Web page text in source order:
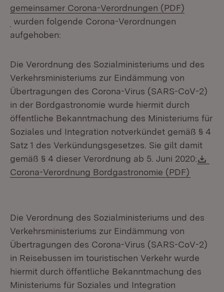
gemeinsamer Corona-Verordnungen (PDF)
(Öffnet in neuem Fenster)
wurden folgende Corona-Verordnungen
aufgehoben:
Die Verordnung des Sozialministeriums und des
Verkehrsministeriums zur Eindämmung von
Übertragungen des Corona-Virus (SARS-CoV-2)
in der Bordgastronomie wurde hiermit durch
öffentliche Bekanntmachung des Ministeriums für
Soziales und Integration notverkündet gemäß § 4
Satz 1 des Verkündungsgesetzes. Sie gilt damit
gemäß § 4 dieser Verordnung ab 5. Juni 2020:
Corona-Verordnung Bordgastronomie (PDF)
Die Verordnung des Sozialministeriums und des
Verkehrsministeriums zur Eindämmung von
Übertragungen des Corona-Virus (SARS-CoV-2)
in Reisebussen im touristischen Verkehr wurde
hiermit durch öffentliche Bekanntmachung des
Ministeriums für Soziales und Integration